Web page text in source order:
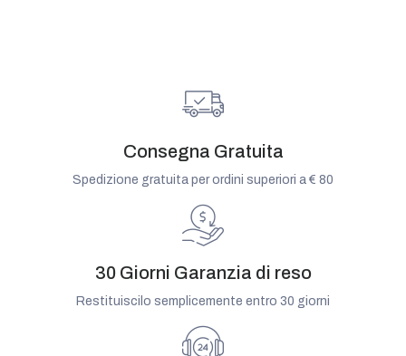
Consegna Gratuita
Spedizione gratuita per ordini superiori a € 80
30 Giorni Garanzia di reso
Restituiscilo semplicemente entro 30 giorni